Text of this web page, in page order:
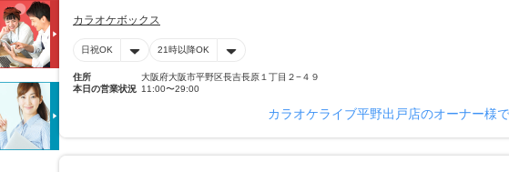
カラオケボックス
日祝OK 21時以降OK
住所
大阪府大阪市平野区長吉長原１丁目２−４９
本日の営業状況 11:00〜29:00
カラオケライブ平野出戸店のオーナー様